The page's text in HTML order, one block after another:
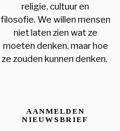
religie, cultuur en
filosofie. We willen mensen
niet laten zien wat ze
moeten denken, maar hoe
ze zouden kunnen denken.
AANMELDEN
NIEUWSBRIEF